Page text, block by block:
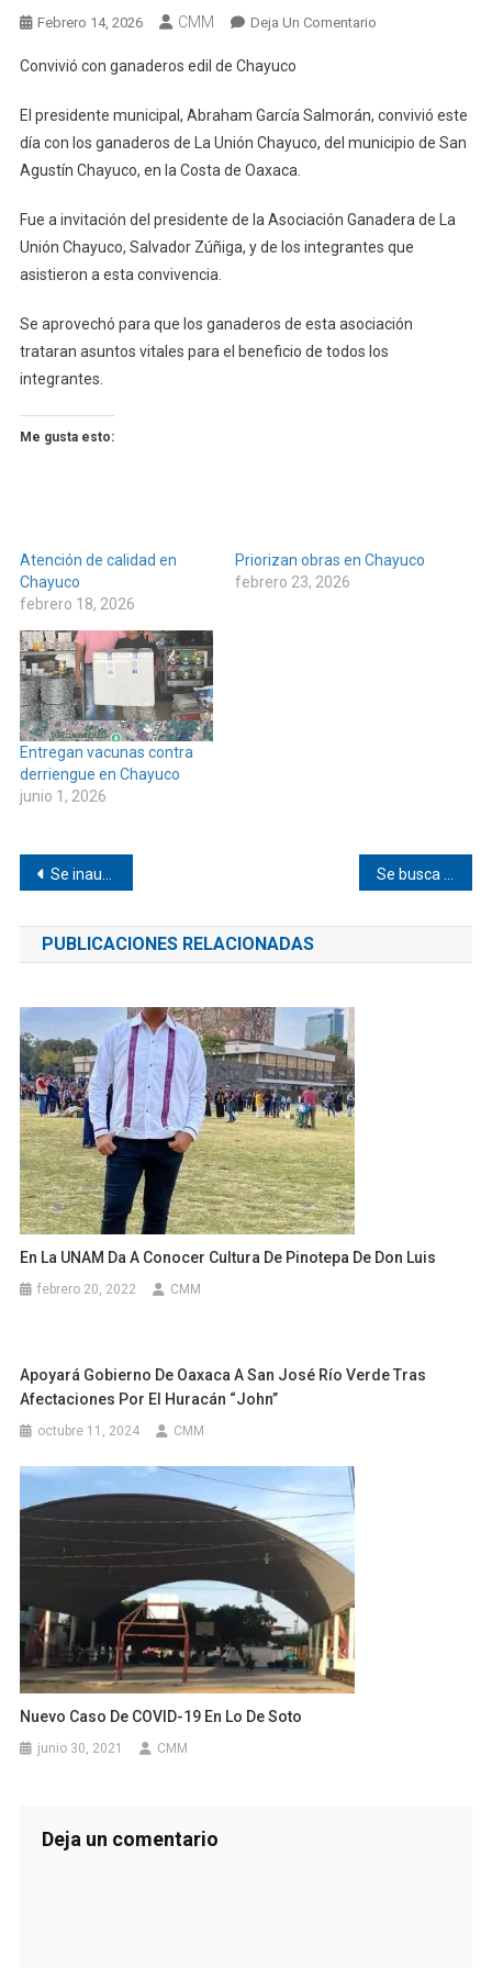
Febrero 14, 2026 CMM Deja Un ComentarioEn
Edil
De
Convivió con ganaderos edil de Chayuco
El presidente municipal, Abraham García Salmorán, convivió este
día con los ganaderos de La Unión Chayuco, del municipio de San
Agustín Chayuco, en la Costa de Oaxaca.
Fue a invitación del presidente de la Asociación Ganadera de La
Unión Chayuco, Salvador Zúñiga, y de los integrantes que
asistieron a esta convivencia.
Se aprovechó para que los ganaderos de esta asociación
trataran asuntos vitales para el beneficio de todos los
integrantes.
Me gusta esto:
Atención de calidad en
Chayuco
febrero 18, 2026
Priorizan obras en Chayuco
febrero 23, 2026
Entregan vacunas contra
derriengue en Chayuco
junio 1, 2026
Navegación
de
entradas
Se inauguró cancha en agencia de Jamiltepec
PUBLICACIONES RELACIONADAS
En La UNAM Da A Conocer Cultura De Pinotepa De Don Luis
febrero 20, 2022 CMM
Apoyará Gobierno De Oaxaca A San José Río Verde Tras
Afectaciones Por El Huracán “John”
octubre 11, 2024 CMM
Nuevo Caso De COVID-19 En Lo De Soto
junio 30, 2021 CMM
Deja un comentario